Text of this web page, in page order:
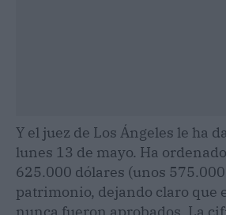
Y el juez de Los Ángeles le ha
lunes 13 de mayo. Ha
625.000 dólares (unos
patrimonio, dejando claro que
nunca fueron aprobados. La